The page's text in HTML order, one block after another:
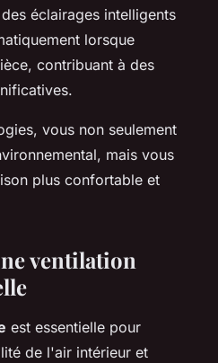
éclairages intelligents
lorsque
contribuant à des
vous non seulement
mais vous
plus confortable et
ventilation
est essentielle pour
de l'air intérieur et